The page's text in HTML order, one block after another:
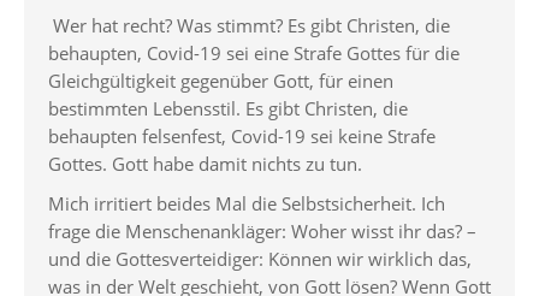
Wer hat recht? Was stimmt? Es gibt Christen, die
behaupten, Covid-19 sei eine Strafe Gottes für die
Gleichgültigkeit gegenüber Gott, für einen
bestimmten Lebensstil. Es gibt Christen, die
behaupten felsenfest, Covid-19 sei keine Strafe
Gottes. Gott habe damit nichts zu tun.
Mich irritiert beides Mal die Selbstsicherheit. Ich
frage die Menschenankläger: Woher wisst ihr das? –
und die Gottesverteidiger: Können wir wirklich das,
was in der Welt geschieht, von Gott lösen? Wenn Gott